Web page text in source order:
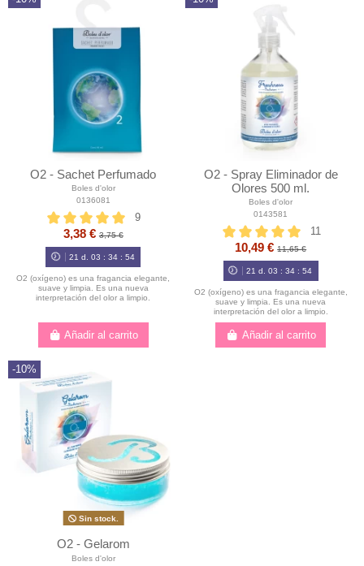
O2 - Sachet Perfumado
Boles d'olor
0136081
9
3,38 €3,75 €
21 d. 03 : 34: 54
O2 (oxígeno) es una fragancia elegante,
suave y limpia. Es una nueva
interpretación del olor a limpio.
Añadir al carrito
O2 - Spray Eliminador de
Olores 500 ml.
Boles d'olor
0143581
11
10,49 €11,65 €
21 d. 03 : 34: 54
O2 (oxígeno) es una fragancia elegante,
suave y limpia. Es una nueva
interpretación del olor a limpio.
Añadir al carrito
-10%
Sin stock.
O2 - Gelarom
Boles d'olor